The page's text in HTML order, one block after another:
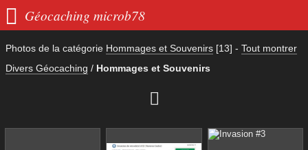
 Géocaching microb78
Photos de la catégorie Hommages et Souvenirs [13] - Tout montrer
Divers Géocaching / Hommages et Souvenirs
